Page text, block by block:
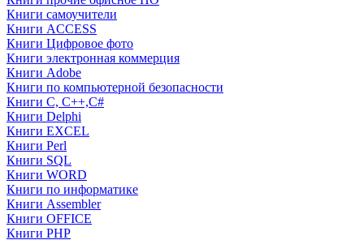
Книги самоучители
Книги ACCESS
Книги Цифровое фото
Книги электронная коммерция
Книги Adobe
Книги по компьютерной безопасности
Книги C, C++,С#
Книги Delphi
Книги EXCEL
Книги Perl
Книги SQL
Книги WORD
Книги по информатике
Книги Assembler
Книги OFFICE
Книги PHP